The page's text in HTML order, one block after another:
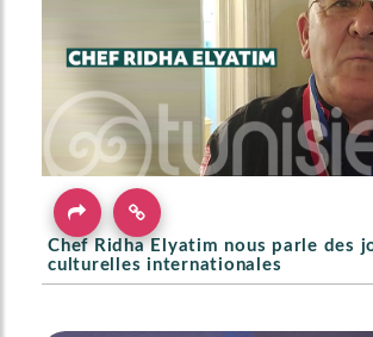
Chef Ridha Elyatim nous parle des
culturelles internationales